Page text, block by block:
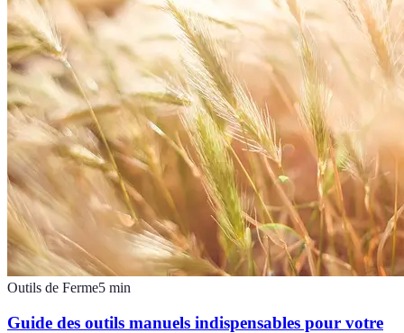
Outils de Ferme5 min
Guide des outils manuels indispensables pour votre